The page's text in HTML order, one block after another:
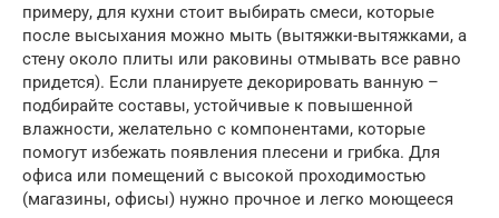
примеру, для кухни стоит выбирать смеси, которые
после высыхания можно мыть (вытяжки-вытяжками, а
стену около плиты или раковины отмывать все равно
придется). Если планируете декорировать ванную –
подбирайте составы, устойчивые к повышенной
влажности, желательно с компонентами, которые
помогут избежать появления плесени и грибка. Для
офиса или помещений с высокой проходимостью
(магазины, офисы) нужно прочное и легко моющееся